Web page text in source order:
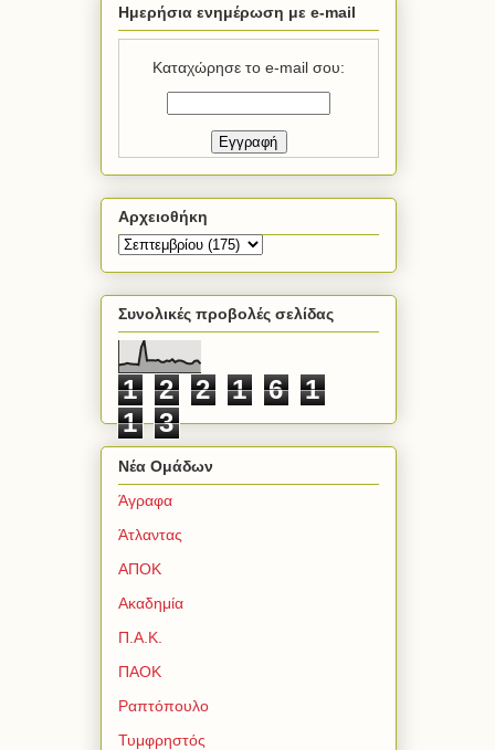
Ημερήσια ενημέρωση με e-mail
Καταχώρησε το e-mail σου:
Αρχειοθήκη
Συνολικές προβολές σελίδας
1 2 2 1 6
1
1
3
Νέα Ομάδων
Άγραφα
Άτλαντας
ΑΠΟΚ
Ακαδημία
Π.Α.Κ.
ΠΑΟΚ
Ραπτόπουλο
Τυμφρηστός